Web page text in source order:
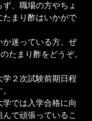
、職場の方やちょ
たまり酢はいかがで
か迷っている方、ぜ
たまり酢をどうぞ。
２次試験前期日程
では入学合格に向
で頑張っているこ